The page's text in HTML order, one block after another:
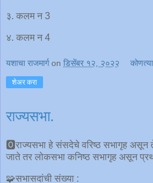
३. कलम न 3
४. कलम न 4
यशाचा राजमार्ग on डिसेंबर १२, २०२२
शेअर करा
राज्यसभा.
🅾राज्यसभा हे संसदेचे वरिष्ठ सभागृह असून
जाते तर लोकसभा कनिष्ठ सभागृह असून
🧩सभासदांची संख्या :